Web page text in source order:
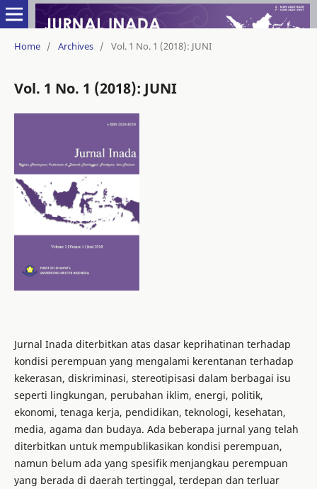
Home / Archives / Vol. 1 No. 1 (2018): JUNI
Vol. 1 No. 1 (2018): JUNI
Jurnal Inada diterbitkan atas dasar keprihatinan terhadap
kondisi perempuan yang mengalami kerentanan terhadap
kekerasan, diskriminasi, stereotipisasi dalam berbagai isu
seperti lingkungan, perubahan iklim, energi, politik,
ekonomi, tenaga kerja, pendidikan, teknologi, kesehatan,
media, agama dan budaya. Ada beberapa jurnal yang telah
diterbitkan untuk mempublikasikan kondisi perempuan,
namun belum ada yang spesifik menjangkau perempuan
yang berada di daerah tertinggal, terdepan dan terluar